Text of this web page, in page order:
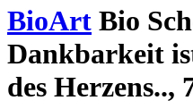
BioArt Bio
Dankbarkeit
des Herzens..,